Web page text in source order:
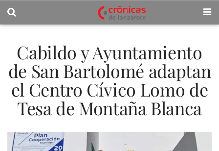
Cabildo y Ayuntamiento
de San Bartolomé adaptan
el Centro Cívico Lomo de
Tesa de Montaña Blanca